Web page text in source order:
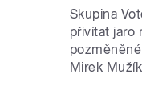
Skupina
přivítat jaro
Mirek